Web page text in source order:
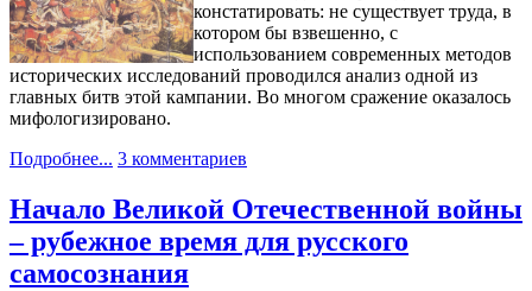
констатировать: не существует труда, в
котором бы взвешенно, с
использованием современных методов
исторических исследований проводился анализ одной из
главных битв этой кампании. Во многом сражение оказалось
мифологизировано.
Подробнее... 3 комментариев
Начало Великой Отечественной войны
– рубежное время для русского
самосознания